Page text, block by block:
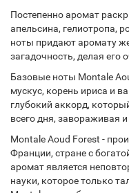
Постепенно аромат
апельсина, гелиотропа,
ноты придают аромату
загадочность, делая
Базовые ноты Montale
мускус, корень ириса и
глубокий аккорд,
всего дня, завораживая
Montale Aoud Forest -
Франции, стране с
аромат является
науки, которое только